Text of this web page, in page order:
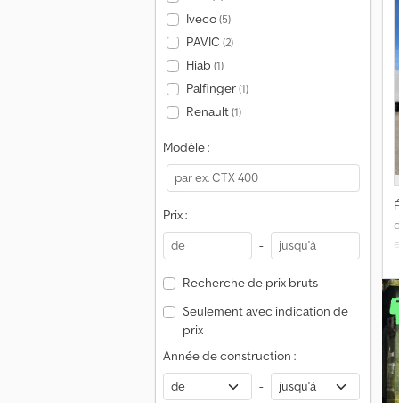
Iveco(5)
PAVIC (2)
Hiab (1)
Palfinger(1)
Renault(1)
Modèle :
Prix :
-
Recherche de prix bruts
Seulement avec indication de
prix
Année de construction :
-